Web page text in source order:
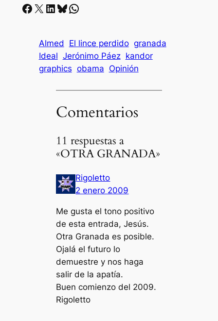
Facebook X LinkedIn Bluesky Whatsapp
Almed El lince perdido granada
Ideal Jerónimo Páez kandor
graphics obama Opinión
Comentarios
11 respuestas a
«OTRA GRANADA»
Rigoletto
2 enero 2009
Me gusta el tono positivo
de esta entrada, Jesús.
Otra Granada es posible.
Ojalá el futuro lo
demuestre y nos haga
salir de la apatía.
Buen comienzo del 2009.
Rigoletto